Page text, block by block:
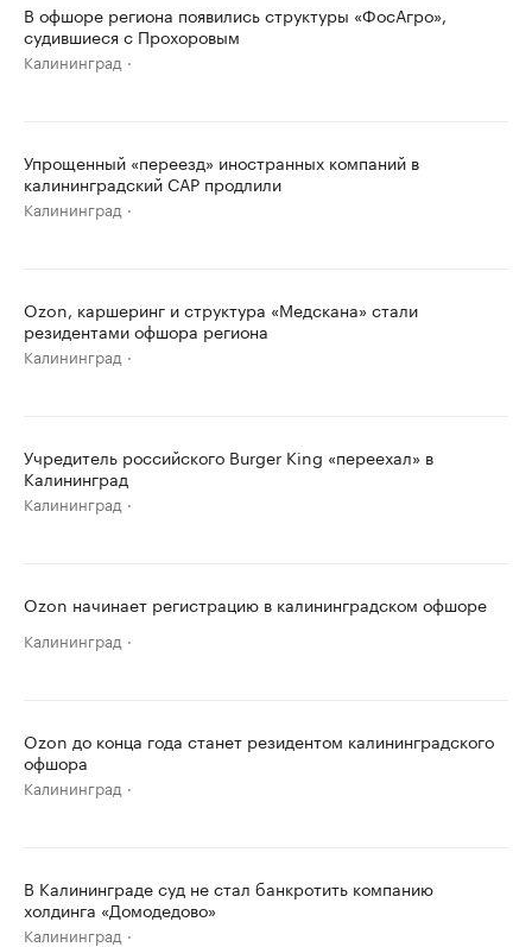
В офшоре региона появились структуры «ФосАгро»,
судившиеся с Прохоровым
Калининград
Упрощенный «переезд» иностранных компаний в
калининградский САР продлили
Калининград
Ozon, каршеринг и структура «Медскана» стали
резидентами офшора региона
Калининград
Учредитель российского Burger King «переехал» в
Калининград
Калининград
Ozon начинает регистрацию в калининградском офшоре
Калининград
Ozon до конца года станет резидентом калининградского
офшора
Калининград
В Калининграде суд не стал банкротить компанию
холдинга «Домодедово»
Калининград